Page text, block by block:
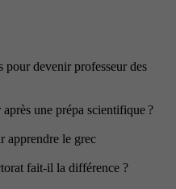
devenir professeur des
une prépa scientifique ?
apprendre le grec
fait-il la différence ?